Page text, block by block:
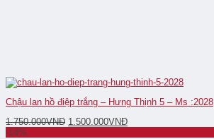
Chậu lan hồ điệp trắng – Hưng Thịnh 5 – Ms :2028
1.750.000VNĐ 1.500.000VNĐ
-14%